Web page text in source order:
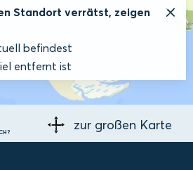
Standort verrätst, zeigen
befindest
entfernt ist
zur großen Karte